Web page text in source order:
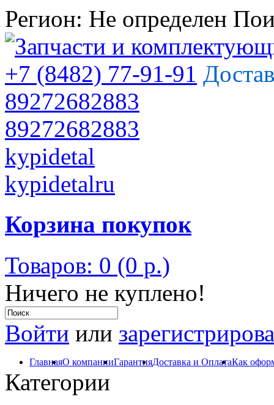
Регион: Не определен
+7 (8482) 77-91-91
89272682883
89272682883
kypidetal
kypidetalru
Корзина покупок
Товаров: 0 (0 р.)
Ничего не куплено!
Войти или
ГлавнаяО компанииГарантияДоставка и ОплатаКак
Категории